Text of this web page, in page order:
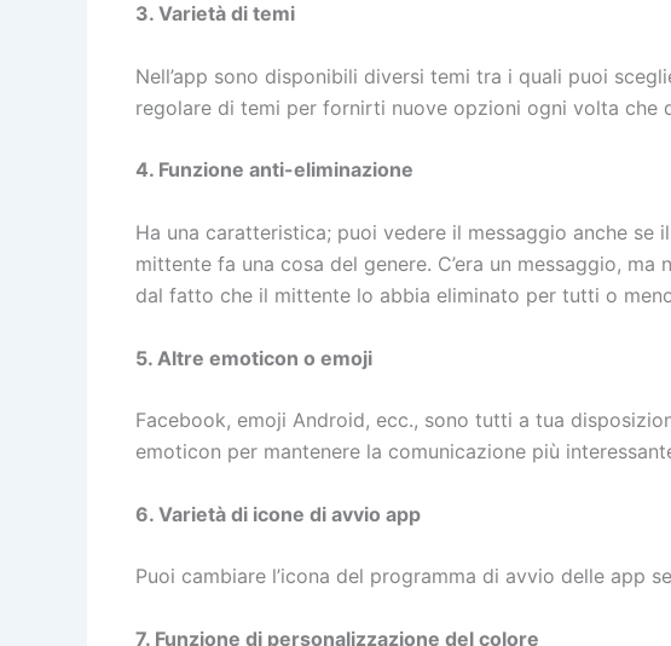
3. Varietà di temi
Nell’app sono disponibili diversi temi tra i quali puoi
regolare di temi per fornirti nuove opzioni ogni volta che
4. Funzione anti-eliminazione
Ha una caratteristica; puoi vedere il messaggio anche
mittente fa una cosa del genere. C’era un messaggio,
dal fatto che il mittente lo abbia eliminato per tutti o
5. Altre emoticon o emoji
Facebook, emoji Android, ecc., sono tutti a tua
emoticon per mantenere la comunicazione più
6. Varietà di icone di avvio app
Puoi cambiare l’icona del programma di avvio delle app
7. Funzione di personalizzazione del colore